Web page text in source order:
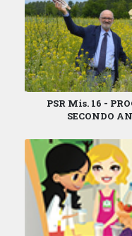
PSR Mis. 16 -
SECONDO